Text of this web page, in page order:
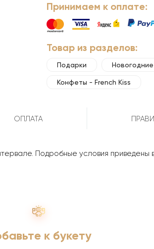
Принимаем к оплате:
Товар из разделов:
Подарки
Конфеты - French Kiss
ОПЛАТА
Подробные условия приведены
к букету